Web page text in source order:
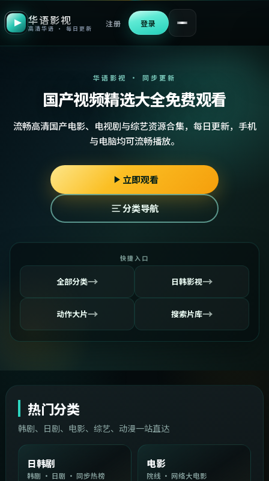
华语影视
高清华语 · 每日更新
注册 登录
华语影视 · 同步更新
国产视频精选大全免费观看
流畅高清国产电影、电视剧与综艺资源合集，每日更新，手机
与电脑均可流畅播放。
立即观看
分类导航
快捷入口
全部分类→ 日韩影视→
动作大片→ 搜索片库→
热门分类
韩剧、日剧、电影、综艺、动漫一站直达
日韩剧
韩剧 · 日剧 · 同步热榜
电影
院线 · 网络大电影